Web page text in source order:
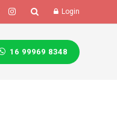
Login
16 99969 8348